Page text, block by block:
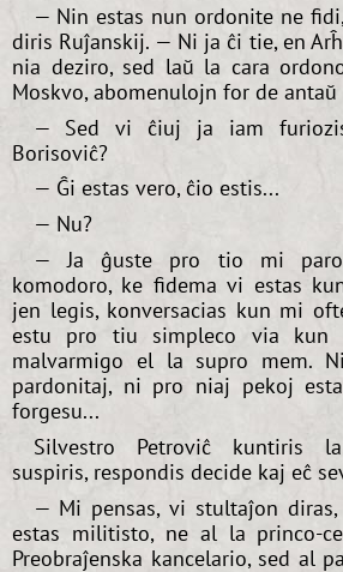
— Nin estas nun ordonite ne
diris Ruĵanskij. — Ni ja ĉi tie, en
nia deziro, sed laŭ la cara
Moskvo, abomenulojn for de
— Sed vi ĉiuj ja iam
Borisoviĉ?
— Ĝi estas vero, ĉio estis...
— Nu?
— Ja ĝuste pro tio mi
komodoro, ke fidema vi estas
jen legis, konversacias kun mi
estu pro tiu simpleco via
malvarmigo el la supro mem.
pardonitaj, ni pro niaj pekoj
forgesu...
Silvestro Petroviĉ kuntiris
suspiris, respondis decide kaj eĉ
— Mi pensas, vi stultaĵon
estas militisto, ne al la princo-
Preobraĵenska kancelario, sed al